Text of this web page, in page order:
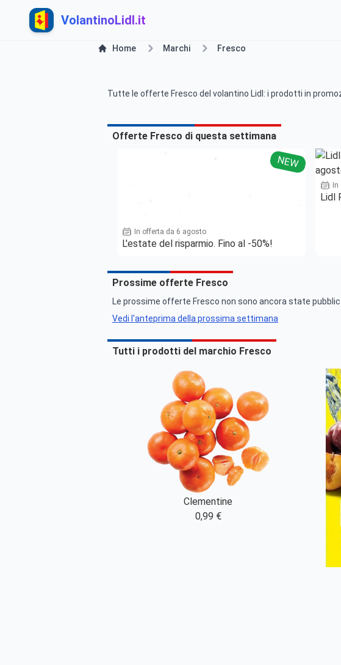
VolantinoLidl.it
Home Marchi Fresco
Tutte le offerte Fresco del volantino Lidl: i prodotti in
Offerte Fresco di questa settimana
NEW
In offerta da 6 agosto
L'estate del risparmio. Fino al -50%!
Lidl
Prossime offerte Fresco
Le prossime offerte Fresco non sono ancora state
Vedi l'anteprima della prossima settimana
Tutti i prodotti del marchio Fresco
Clementine
0,99 €